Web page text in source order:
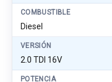
COMBUSTIBLE
Diesel
VERSIÓN
2.0 TDI 16V
POTENCIA